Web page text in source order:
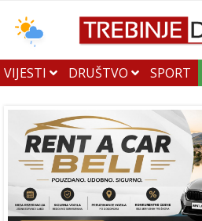
VIJESTI DRUŠTVO SPORT